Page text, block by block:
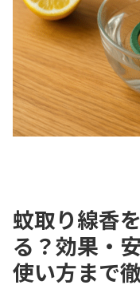
蚊取り線香
る？効果・
使い方まで